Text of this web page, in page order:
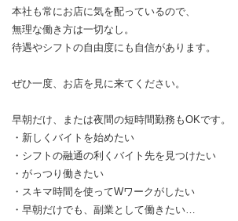
本社も常にお店に気を配っているので、
無理な働き方は一切なし。
待遇やシフトの自由度にも自信があります。
ぜひ一度、お店を見に来てください。
早朝だけ、または夜間の短時間勤務もOKです。
・新しくバイトを始めたい
・シフトの融通の利くバイト先を見つけたい
・がっつり働きたい
・スキマ時間を使ってWワークがしたい
・早朝だけでも、副業として働きたい…